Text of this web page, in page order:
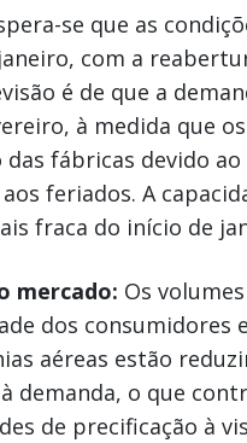
se que as
com a
é de que a
à medida que
fábricas devido
feriados. A
fraca do início de
mercado: Os
dos consumidores
aéreas estão
demanda, o que
de precificação à